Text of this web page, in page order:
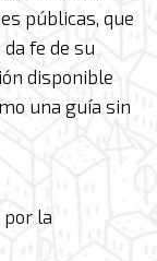
públicas, que
fe de su
disponible
una guía sin
por la